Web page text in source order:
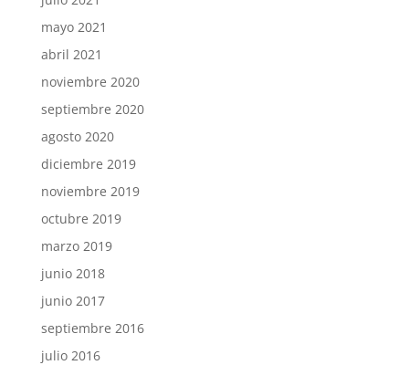
mayo 2021
abril 2021
noviembre 2020
septiembre 2020
agosto 2020
diciembre 2019
noviembre 2019
octubre 2019
marzo 2019
junio 2018
junio 2017
septiembre 2016
julio 2016